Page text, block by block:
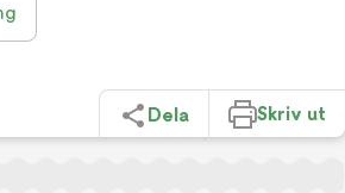
Dela Skriv ut